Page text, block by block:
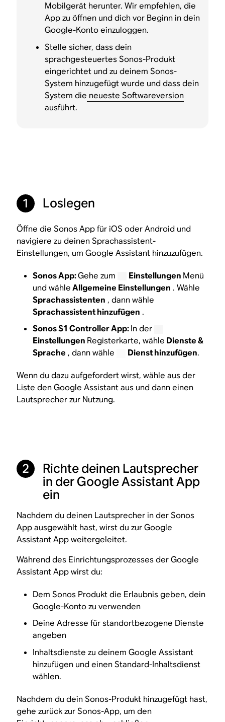
Mobilgerät herunter. Wir empfehlen, die
App zu öffnen und dich vor Beginn in dein
Google-Konto einzuloggen.
Stelle sicher, dass dein
sprachgesteuertes Sonos-Produkt
eingerichtet und zu deinem Sonos-
System hinzugefügt wurde und dass dein
System die neueste Softwareversion
ausführt.
1 Loslegen
Öffne die Sonos App für iOS oder Android und
navigiere zu deinen Sprachassistent-
Einstellungen, um Google Assistant hinzuzufügen.
Sonos App:Gehe zum Einstellungen Menü
und wähleAllgemeine Einstellungen . Wähle
Sprachassistenten , dann wähle
Sprachassistent hinzufügen .
Sonos S1 Controller App:In der
Einstellungen Registerkarte, wähle Dienste &
Sprache , dann wähle Dienst hinzufügen.
Wenn du dazu aufgefordert wirst, wähle aus der
Liste den Google Assistant aus und dann einen
Lautsprecher zur Nutzung.
2
Richte deinen Lautsprecher
in der Google Assistant App
ein
Nachdem du deinen Lautsprecher in der Sonos
App ausgewählt hast, wirst du zur Google
Assistant App weitergeleitet.
Während des Einrichtungsprozesses der Google
Assistant App wirst du:
Dem Sonos Produkt die Erlaubnis geben, dein
Google-Konto zu verwenden
Deine Adresse für standortbezogene Dienste
angeben
Inhaltsdienste zu deinem Google Assistant
hinzufügen und einen Standard-Inhaltsdienst
wählen.
Nachdem du dein Sonos-Produkt hinzugefügt hast,
gehe zurück zur Sonos-App, um den